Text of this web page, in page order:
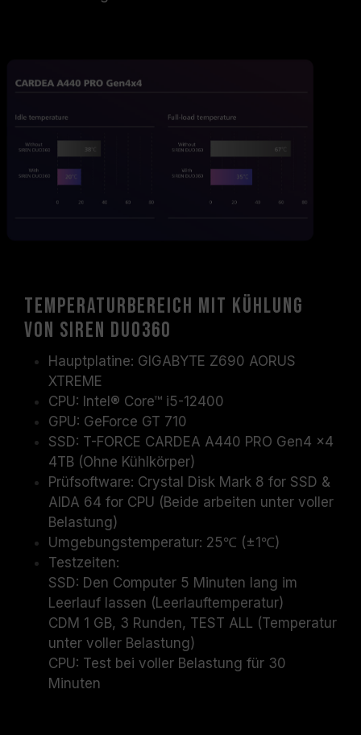
Temperaturbereich mit Kühlung
von SIREN DUO360
Hauptplatine: GIGABYTE Z690 AORUS
XTREME
CPU: Intel® Core™ i5-12400
GPU: GeForce GT 710
SSD: T-FORCE CARDEA A440 PRO Gen4 x4
4TB (Ohne Kühlkörper)
Prüfsoftware: Crystal Disk Mark 8 for SSD &
AIDA 64 for CPU (Beide arbeiten unter voller
Belastung)
Umgebungstemperatur: 25℃ (±1℃)
Testzeiten:
SSD: Den Computer 5 Minuten lang im
Leerlauf lassen (Leerlauftemperatur)
CDM 1 GB, 3 Runden, TEST ALL (Temperatur
unter voller Belastung)
CPU: Test bei voller Belastung für 30
Minuten